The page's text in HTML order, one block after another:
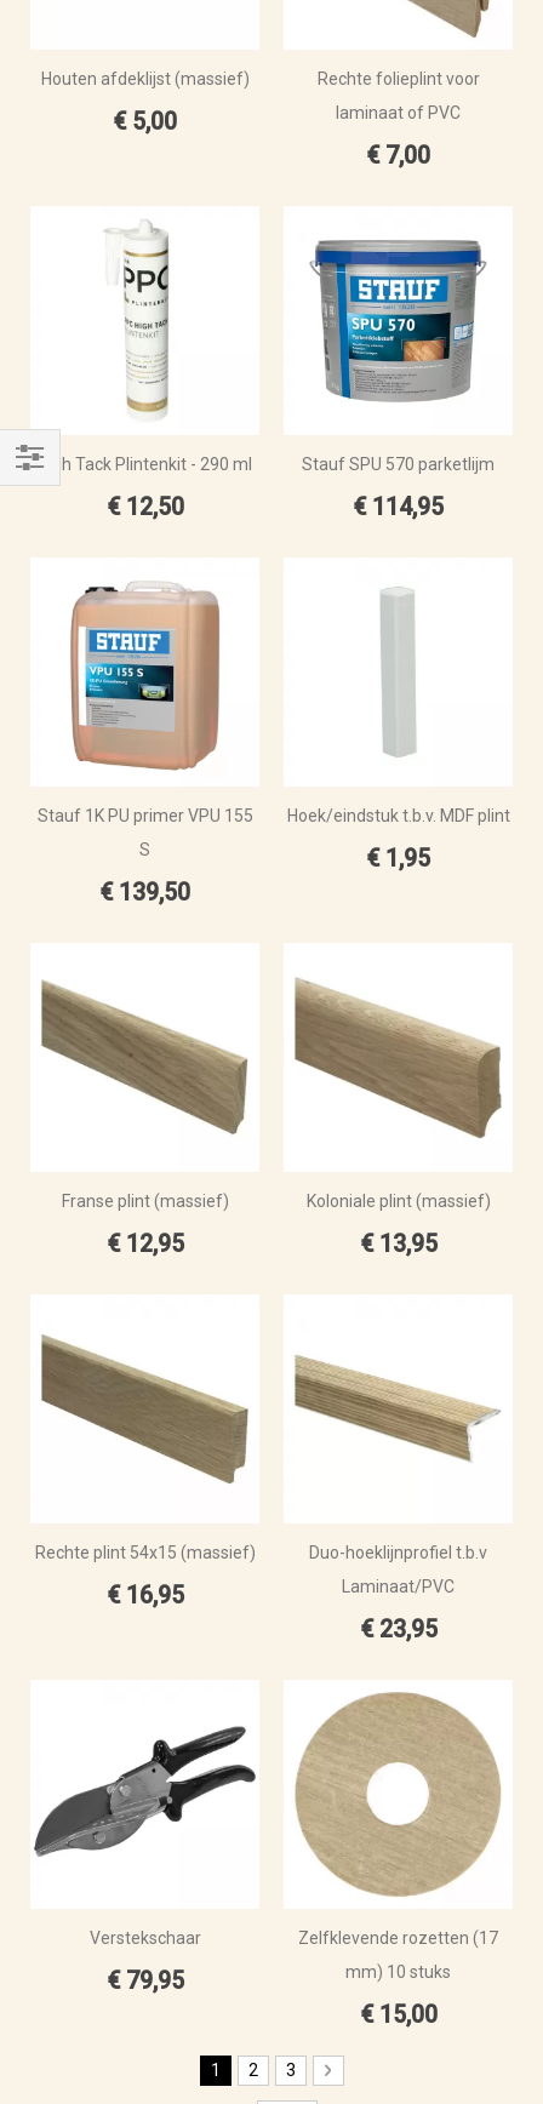
Filteren
Houten afdeklijst (massief)
€ 5,00
Rechte folieplint voor
laminaat of PVC
€ 7,00
High Tack Plintenkit - 290 ml
€ 12,50
Stauf SPU 570 parketlijm
€ 114,95
Stauf 1K PU primer VPU 155
S
€ 139,50
Hoek/eindstuk t.b.v. MDF plint
€ 1,95
Franse plint (massief)
€ 12,95
Koloniale plint (massief)
€ 13,95
Rechte plint 54x15 (massief)
€ 16,95
Duo-hoeklijnprofiel t.b.v
Laminaat/PVC
€ 23,95
Verstekschaar
€ 79,95
Zelfklevende rozetten (17
mm) 10 stuks
€ 15,00
Pagina
U lees momenteel pagina
1 Pagina
2 Pagina
3 Pagina
Volgende